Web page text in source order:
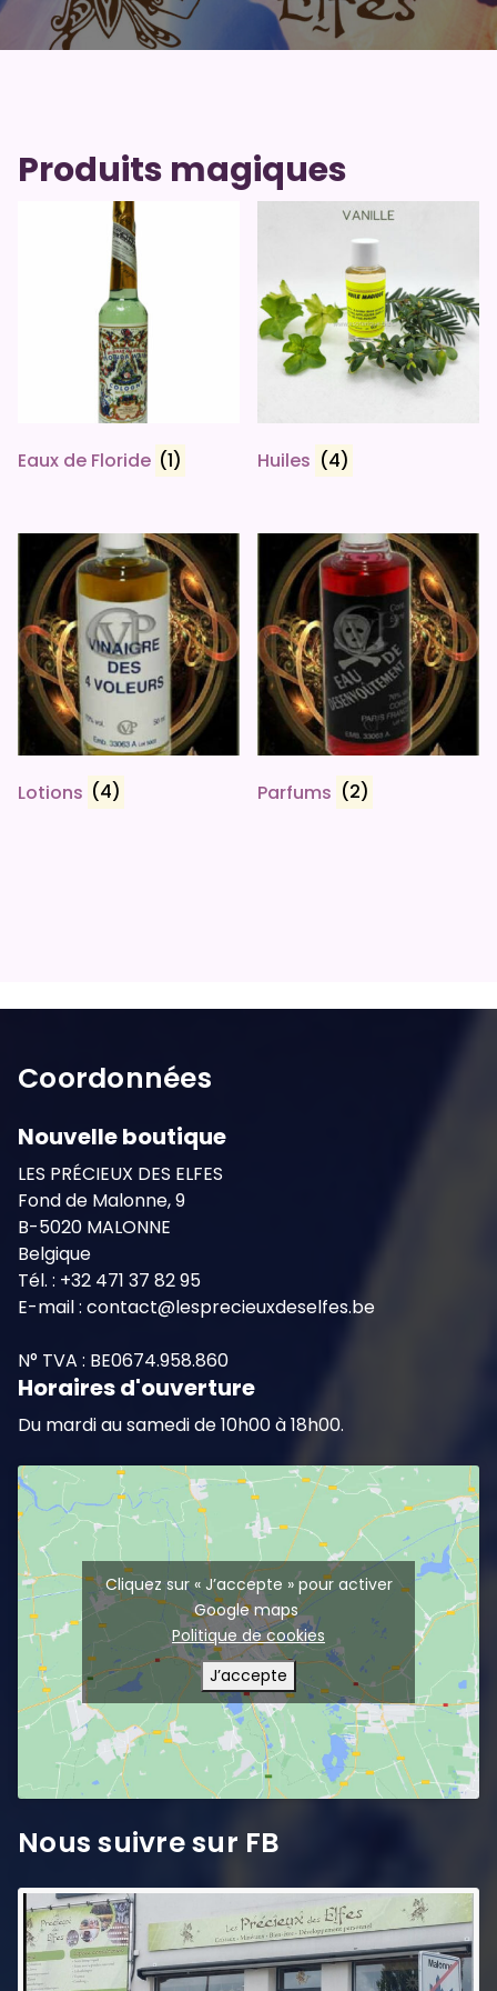
Produits magiques
Eaux de Floride (1) Huiles (4)
Lotions (4) Parfums (2)
Coordonnées
Nouvelle boutique
LES PRÉCIEUX DES ELFES
Fond de Malonne, 9
B-5020 MALONNE
Belgique
Tél. : +32 471 37 82 95
E-mail : contact@lesprecieuxdeselfes.be
N° TVA : BE0674.958.860
Horaires d'ouverture
Du mardi au samedi de 10h00 à 18h00.
Cliquez sur « J’accepte » pour activer
Google maps
Politique de cookies
J’accepte
Nous suivre sur FB